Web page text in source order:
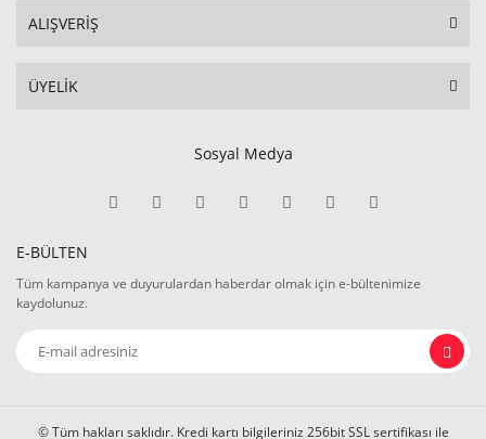
ALIŞVERİŞ
ÜYELİK
Sosyal Medya
E-BÜLTEN
Tüm kampanya ve duyurulardan haberdar olmak için e-bültenimize
kaydolunuz.
© Tüm hakları saklıdır. Kredi kartı bilgileriniz 256bit SSL sertifikası ile